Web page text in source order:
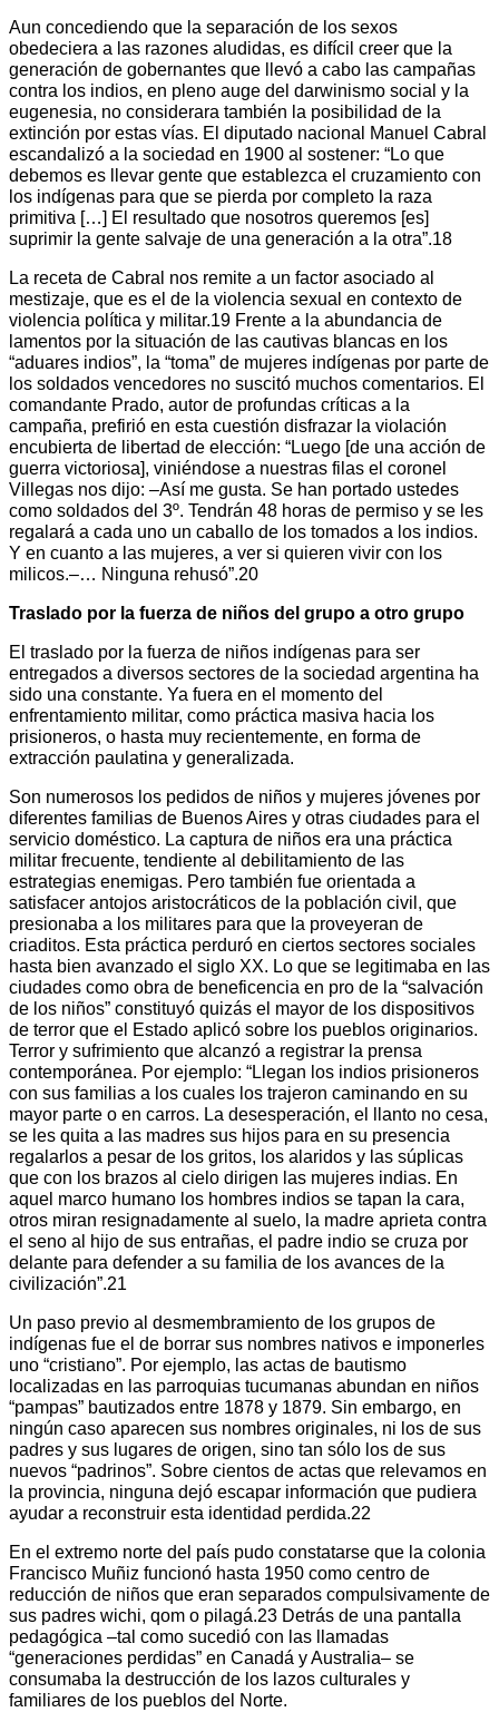
Aun concediendo que la separación de los sexos
obedeciera a las razones aludidas, es difícil creer que la
generación de gobernantes que llevó a cabo las campañas
contra los indios, en pleno auge del darwinismo social y la
eugenesia, no considerara también la posibilidad de la
extinción por estas vías. El diputado nacional Manuel Cabral
escandalizó a la sociedad en 1900 al sostener: “Lo que
debemos es llevar gente que establezca el cruzamiento con
los indígenas para que se pierda por completo la raza
primitiva […] El resultado que nosotros queremos [es]
suprimir la gente salvaje de una generación a la otra”.18
La receta de Cabral nos remite a un factor asociado al
mestizaje, que es el de la violencia sexual en contexto de
violencia política y militar.19 Frente a la abundancia de
lamentos por la situación de las cautivas blancas en los
“aduares indios”, la “toma” de mujeres indígenas por parte de
los soldados vencedores no suscitó muchos comentarios. El
comandante Prado, autor de profundas críticas a la
campaña, prefirió en esta cuestión disfrazar la violación
encubierta de libertad de elección: “Luego [de una acción de
guerra victoriosa], viniéndose a nuestras filas el coronel
Villegas nos dijo: –Así me gusta. Se han portado ustedes
como soldados del 3º. Tendrán 48 horas de permiso y se les
regalará a cada uno un caballo de los tomados a los indios.
Y en cuanto a las mujeres, a ver si quieren vivir con los
milicos.–… Ninguna rehusó”.20
Traslado por la fuerza de niños del grupo a otro grupo
El traslado por la fuerza de niños indígenas para ser
entregados a diversos sectores de la sociedad argentina ha
sido una constante. Ya fuera en el momento del
enfrentamiento militar, como práctica masiva hacia los
prisioneros, o hasta muy recientemente, en forma de
extracción paulatina y generalizada.
Son numerosos los pedidos de niños y mujeres jóvenes por
diferentes familias de Buenos Aires y otras ciudades para el
servicio doméstico. La captura de niños era una práctica
militar frecuente, tendiente al debilitamiento de las
estrategias enemigas. Pero también fue orientada a
satisfacer antojos aristocráticos de la población civil, que
presionaba a los militares para que la proveyeran de
criaditos. Esta práctica perduró en ciertos sectores sociales
hasta bien avanzado el siglo XX. Lo que se legitimaba en las
ciudades como obra de beneficencia en pro de la “salvación
de los niños” constituyó quizás el mayor de los dispositivos
de terror que el Estado aplicó sobre los pueblos originarios.
Terror y sufrimiento que alcanzó a registrar la prensa
contemporánea. Por ejemplo: “Llegan los indios prisioneros
con sus familias a los cuales los trajeron caminando en su
mayor parte o en carros. La desesperación, el llanto no cesa,
se les quita a las madres sus hijos para en su presencia
regalarlos a pesar de los gritos, los alaridos y las súplicas
que con los brazos al cielo dirigen las mujeres indias. En
aquel marco humano los hombres indios se tapan la cara,
otros miran resignadamente al suelo, la madre aprieta contra
el seno al hijo de sus entrañas, el padre indio se cruza por
delante para defender a su familia de los avances de la
civilización”.21
Un paso previo al desmembramiento de los grupos de
indígenas fue el de borrar sus nombres nativos e imponerles
uno “cristiano”. Por ejemplo, las actas de bautismo
localizadas en las parroquias tucumanas abundan en niños
“pampas” bautizados entre 1878 y 1879. Sin embargo, en
ningún caso aparecen sus nombres originales, ni los de sus
padres y sus lugares de origen, sino tan sólo los de sus
nuevos “padrinos”. Sobre cientos de actas que relevamos en
la provincia, ninguna dejó escapar información que pudiera
ayudar a reconstruir esta identidad perdida.22
En el extremo norte del país pudo constatarse que la colonia
Francisco Muñiz funcionó hasta 1950 como centro de
reducción de niños que eran separados compulsivamente de
sus padres wichi, qom o pilagá.23 Detrás de una pantalla
pedagógica –tal como sucedió con las llamadas
“generaciones perdidas” en Canadá y Australia– se
consumaba la destrucción de los lazos culturales y
familiares de los pueblos del Norte.